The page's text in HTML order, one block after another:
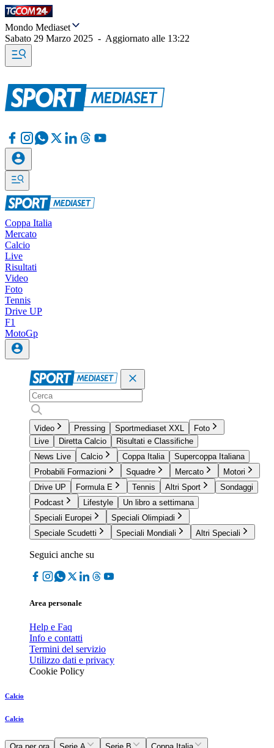
Mondo Mediaset
Sabato 29 Marzo 2025 - Aggiornato alle 13:22
Coppa Italia
Mercato
Calcio
Live
Risultati
Video
Foto
Tennis
Drive UP
F1
MotoGp
Video Pressing Sportmediaset XXL
Foto
Live
Diretta Calcio
Risultati e Classifiche
News Live
Calcio Coppa Italia
Supercoppa Italiana
Probabili Formazioni
Squadre Mercato
Motori
Drive UP
Formula E Tennis Altri Sport
Sondaggi
Podcast
Lifestyle
Un libro a settimana
Speciali Europei
Speciali Olimpiadi
Speciale Scudetti
Speciali Mondiali Altri Speciali
Seguici anche su
Area personale
Help e Faq
Info e contatti
Termini del servizio
Utilizzo dati e privacy
Cookie Policy
Calcio
Calcio